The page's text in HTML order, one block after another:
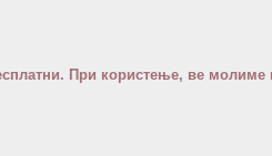
При користење, ве молиме